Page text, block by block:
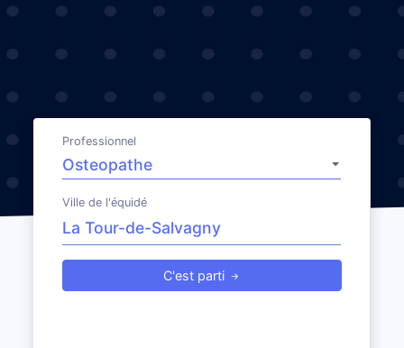
Professionnel
Ville de l'équidé
C'est parti